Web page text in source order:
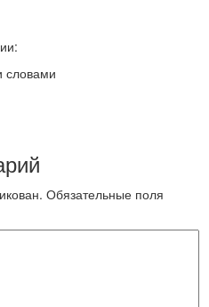
словами
Обязательные поля